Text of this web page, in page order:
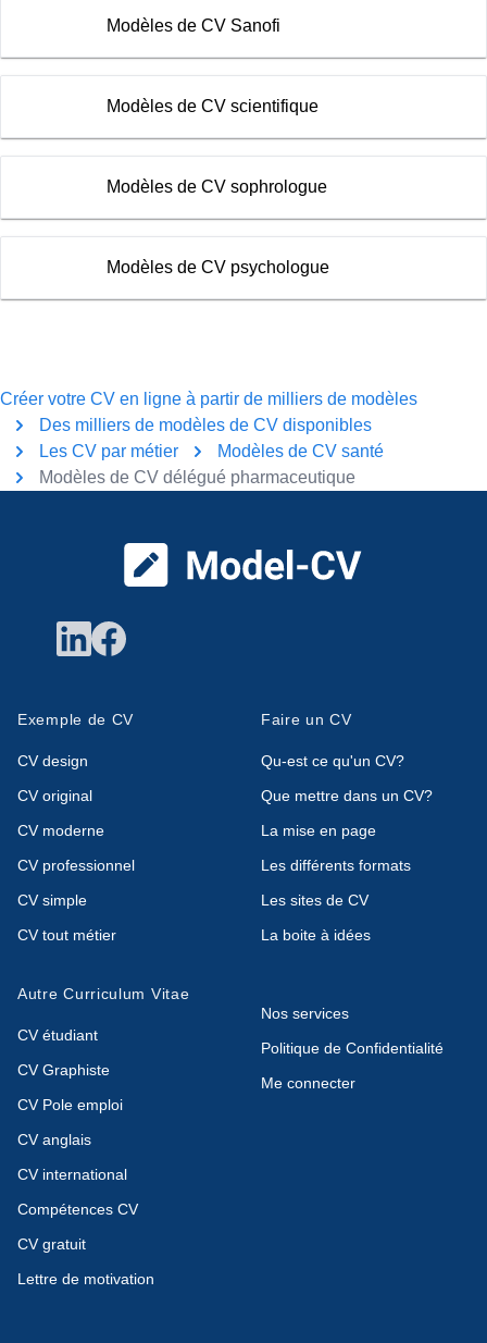
Modèles de CV Sanofi
Modèles de CV scientifique
Modèles de CV sophrologue
Modèles de CV psychologue
Créer votre CV en ligne à partir de milliers de modèles
Des milliers de modèles de CV disponibles
Les CV par métier
Modèles de CV santé
Modèles de CV délégué pharmaceutique
Exemple de CV
CV design
CV original
CV moderne
CV professionnel
CV simple
CV tout métier
Faire un CV
Qu-est ce qu'un CV?
Que mettre dans un CV?
La mise en page
Les différents formats
Les sites de CV
La boite à idées
Autre Curriculum Vitae
CV étudiant
CV Graphiste
CV Pole emploi
CV anglais
CV international
Compétences CV
CV gratuit
Lettre de motivation
Nos services
Politique de Confidentialité
Me connecter